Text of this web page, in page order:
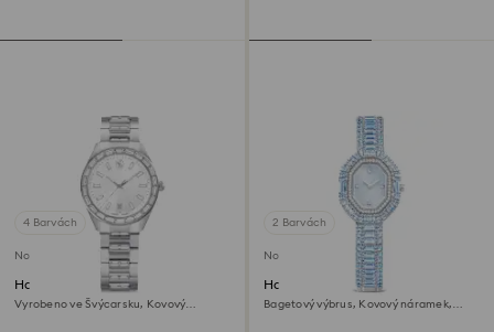
4 Barvách
Novinka
Hodinky Matrix date
Vyrobeno ve Švýcarsku, Kovový
2 Barvách
Novinka
Hodinky Matrix octagon
Bagetový výbrus, Kovový náramek,